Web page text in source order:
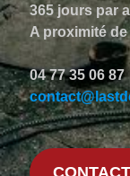
365 jours par
A proximité
04 77 35 06 87